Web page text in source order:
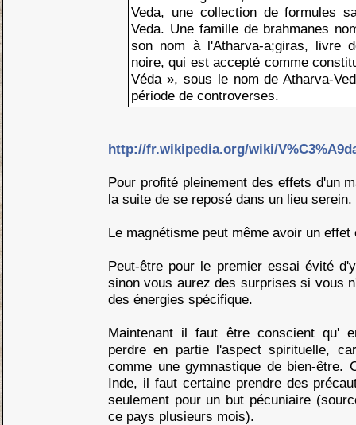
Veda, une collection de formules
Veda. Une famille de brahmanes
son nom à l'Atharva-a;giras, livre
noire, qui est accepté comme
Véda », sous le nom de Atharva-
période de controverses.
http://fr.wikipedia.org/wiki/
Pour profité pleinement des effets d'un
la suite de se reposé dans un lieu serein.
Le magnétisme peut même avoir un
Peut-être pour le premier essai évité
sinon vous aurez des surprises si vous
des énergies spécifique.
Maintenant il faut être conscient qu'
perdre en partie l'aspect spirituelle,
comme une gymnastique de bien-être.
Inde, il faut certaine prendre des
seulement pour un but pécuniaire
ce pays plusieurs mois).